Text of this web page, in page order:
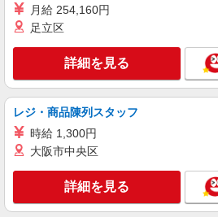
そんぽの家 光が丘
時給1290円〜1340円
入がありましたら、ご
に合うかの確認もい
支給 ★上記金額は働
★働きがい向上手当
なる） 社会保険加入
東京都練馬区土支
キープ
アルバイト パート
そんぽの家 光が丘
調理補助スタッフ
時給1290円〜1340円
月給 254,160円
足立区
詳細を見る
レジ・商品陳列スタッフ
時給 1,300円
大阪市中央区
詳細を見る